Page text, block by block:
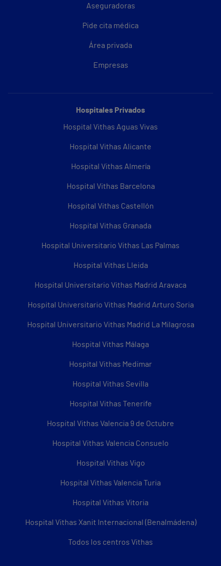
Aseguradoras
Pide cita médica
Área privada
Empresas
Hospitales Privados
Hospital Vithas Aguas Vivas
Hospital Vithas Alicante
Hospital Vithas Almería
Hospital Vithas Barcelona
Hospital Vithas Castellón
Hospital Vithas Granada
Hospital Universitario Vithas Las Palmas
Hospital Vithas Lleida
Hospital Universitario Vithas Madrid Aravaca
Hospital Universitario Vithas Madrid Arturo Soria
Hospital Universitario Vithas Madrid La Milagrosa
Hospital Vithas Málaga
Hospital Vithas Medimar
Hospital Vithas Sevilla
Hospital Vithas Tenerife
Hospital Vithas Valencia 9 de Octubre
Hospital Vithas Valencia Consuelo
Hospital Vithas Vigo
Hospital Vithas Valencia Turia
Hospital Vithas Vitoria
Hospital Vithas Xanit Internacional (Benalmádena)
Todos los centros Vithas